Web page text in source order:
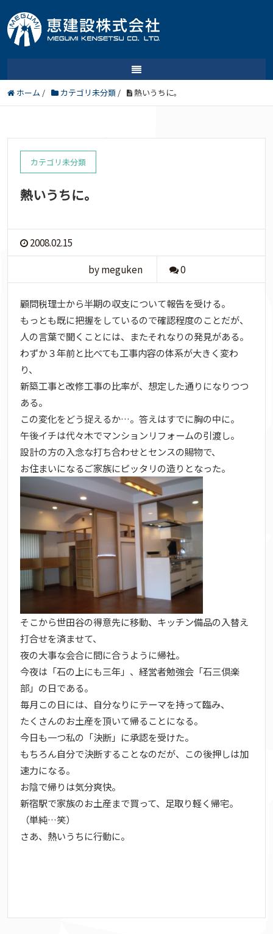
ホーム / カテゴリ未分類 / 熱いうちに。
カテゴリ未分類
熱いうちに。
2008.02.15
by meguken
0
顧問税理士から半期の収支について報告を受ける。
もっとも既に把握をしているので確認程度のことだが、
人の言葉で聞くことには、またそれなりの発見がある。
わずか３年前と比べても工事内容の体系が大きく変わ
り、
新築工事と改修工事の比率が、想定した通りになりつつ
ある。
この変化をどう捉えるか…。答えはすでに胸の中に。
午後イチは代々木でマンションリフォームの引渡し。
設計の方の入念な打ち合わせとセンスの賜物で、
お住まいになるご家族にピッタリの造りとなった。
そこから世田谷の得意先に移動、キッチン備品の入替え
打合せを済ませて、
夜の大事な会合に間に合うように帰社。
今夜は「石の上にも三年」、経営者勉強会「石三倶楽
部」の日である。
毎月この日には、自分なりにテーマを持って臨み、
たくさんのお土産を頂いて帰ることになる。
今日も一つ私の「決断」に承認を受けた。
もちろん自分で決断することなのだが、この後押しは加
速力になる。
お陰で帰りは気分爽快。
新宿駅で家族のお土産まで買って、足取り軽く帰宅。
（単純…笑）
さあ、熱いうちに行動に。